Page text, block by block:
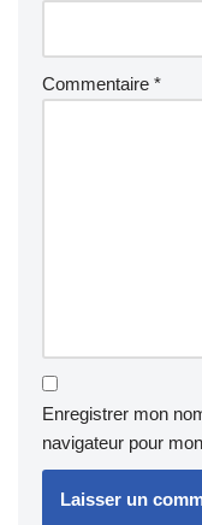
Commentaire *
Enregistrer mon
navigateur pour